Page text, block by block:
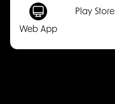
Web App
Play Store